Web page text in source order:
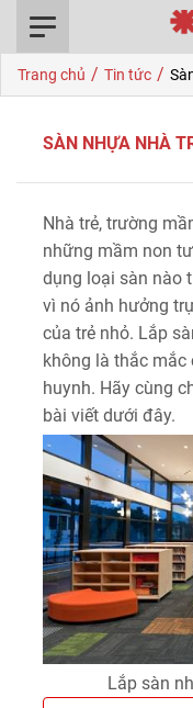
Trang chủ / Tin tức /
SÀN NHỰA NHÀ
Nhà trẻ, trường
những mầm non
dụng loại sàn nào
vì nó ảnh hưởng
của trẻ nhỏ. Lắp
không là thắc mắc
huynh. Hãy cùng
bài viết dưới đây.
Lắp sàn